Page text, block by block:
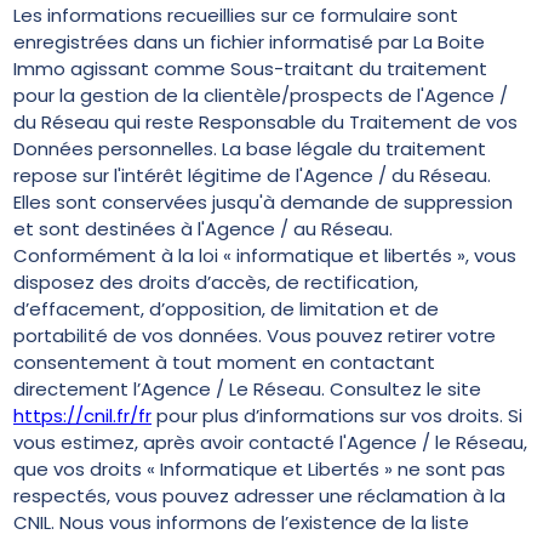
Les informations recueillies sur ce formulaire sont
enregistrées dans un fichier informatisé par La Boite
Immo agissant comme Sous-traitant du traitement
pour la gestion de la clientèle/prospects de l'Agence /
du Réseau qui reste Responsable du Traitement de vos
Données personnelles. La base légale du traitement
repose sur l'intérêt légitime de l'Agence / du Réseau.
Elles sont conservées jusqu'à demande de suppression
et sont destinées à l'Agence / au Réseau.
Conformément à la loi « informatique et libertés », vous
disposez des droits d’accès, de rectification,
d’effacement, d’opposition, de limitation et de
portabilité de vos données. Vous pouvez retirer votre
consentement à tout moment en contactant
directement l’Agence / Le Réseau. Consultez le site
https://cnil.fr/frpour plus d’informations sur vos droits. Si
vous estimez, après avoir contacté l'Agence / le Réseau,
que vos droits « Informatique et Libertés » ne sont pas
respectés, vous pouvez adresser une réclamation à la
CNIL. Nous vous informons de l’existence de la liste